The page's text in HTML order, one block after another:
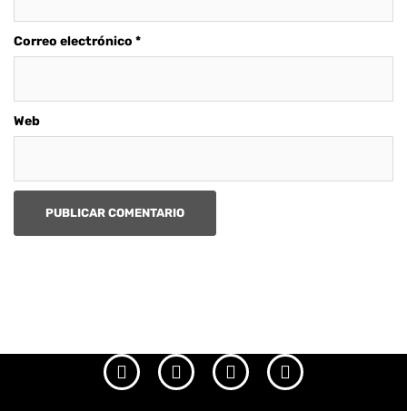
Correo electrónico *
Web